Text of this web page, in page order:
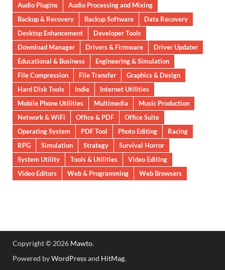
Audio Plugins
Audio Processing and Mixing
Backup & Recovery
Backup Software
Data Recovery
Desktop Enhancement
Developer Tools
Download Manager
Drivers & Firmware
Driver Updater
Educational & Business
Engineering & Simulation
File Compression
File Transfer
Graphics & Design
Hard Disk Tools
Indie
Internet Utilities
Mobile Phone Utilities
Multimedia
Music Production
Network & WiFi
Office & PDF
Office Suite
Operating System
PDF Tool Photo Editing
Racing
RPG
Simulation Strategy
Survival Horror
System Utility
Tools & Utilities
Video Editing
Video Editors
Web & Programming Web Browsers
Copyright © 2026 Mawto.
Powered byWordPressand HitMag.